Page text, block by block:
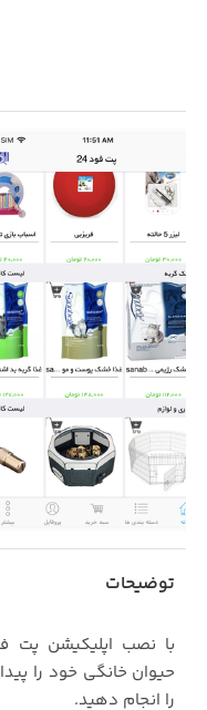
توضیحات
حیوان خانگی خود را
را انجام دهید.